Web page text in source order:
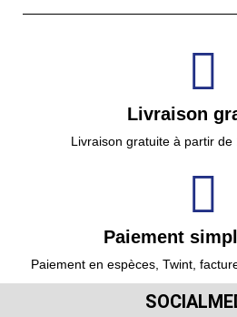
Livraison
Livraison gratuite à partir de
Paiement
Paiement en espèces, Twint,